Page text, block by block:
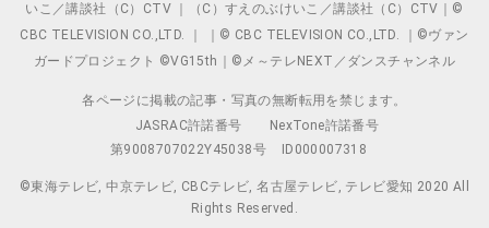
いこ／講談社（C）CTV ｜（C）すえのぶけいこ／講談社（C）CTV｜©
CBC TELEVISION CO.,LTD. ｜ ｜© CBC TELEVISION CO.,LTD. ｜©ヴァン
ガードプロジェクト ©VG15th｜©メ～テレNEXT／ダンスチャンネル
各ページに掲載の記事・写真の無断転用を禁じます。
JASRAC許諾番号
NexTone許諾番号
第9008707022Y45038号
ID000007318
©東海テレビ, 中京テレビ, CBCテレビ, 名古屋テレビ, テレビ愛知 2020 All
Rights Reserved.